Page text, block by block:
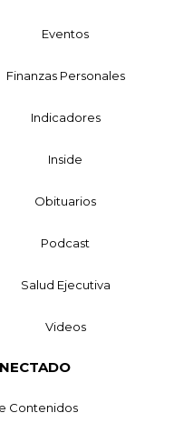
Eventos
Finanzas Personales
Indicadores
Inside
Obituarios
Podcast
Salud Ejecutiva
Videos
Contenidos